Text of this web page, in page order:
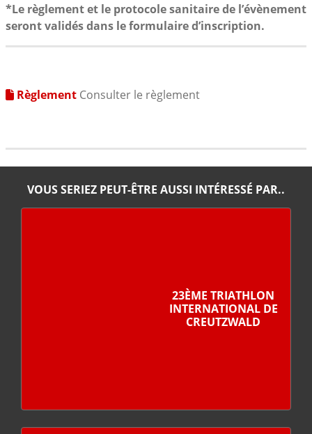
*Le règlement et le protocole sanitaire de l’évènement
seront validés dans le formulaire d’inscription.
Règlement Consulter le règlement
VOUS SERIEZ PEUT-ÊTRE AUSSI INTÉRESSÉ PAR..
23ÈME TRIATHLON
INTERNATIONAL DE
CREUTZWALD